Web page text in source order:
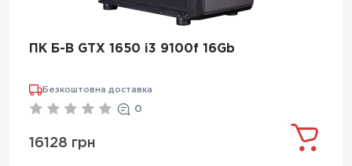
ПК Б-В GTX 1650 i3 9100f 16Gb
Безкоштовна доставка
0
16128 грн